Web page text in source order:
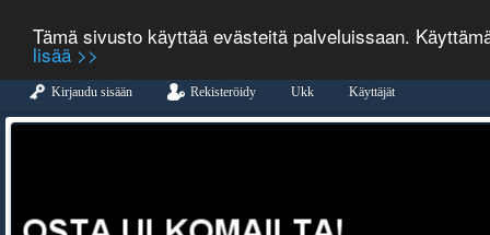
Tämä sivusto käyttää evästeitä palveluissaan.
lisää >>
Kirjaudu sisään Rekisteröidy Ukk Käyttäjät